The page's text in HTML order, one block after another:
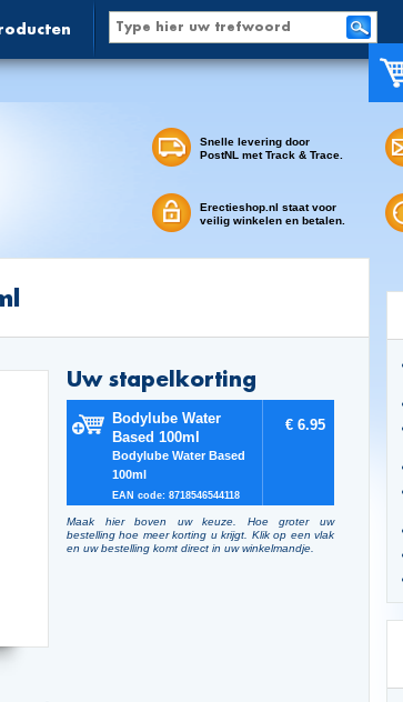
Snelle levering door
PostNL met Track & Trace.
Erectieshop.nl staat voor
veilig winkelen en betalen.
Uw stapelkorting
Bodylube Water
Based 100ml
Bodylube Water Based
100ml
EAN code: 8718546544118
€ 6.95
Maak hier boven uw keuze. Hoe groter uw
bestelling hoe meer korting u krijgt. Klik op een vlak
en uw bestelling komt direct in uw winkelmandje.